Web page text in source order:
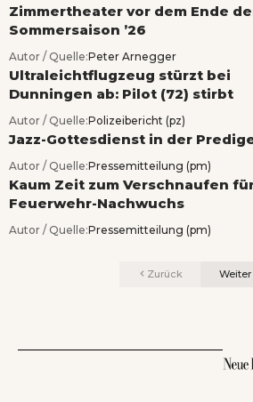
Zimmertheater vor dem Ende
Sommersaison ’26
Autor / Quelle:Peter Arnegger
Ultraleichtflugzeug stürzt bei
Dunningen ab: Pilot (72) stirbt
Autor / Quelle:Polizeibericht (pz)
Jazz-Gottesdienst in der
Autor / Quelle:Pressemitteilung (pm)
Kaum Zeit zum Verschnaufen
Feuerwehr-Nachwuchs
Autor / Quelle:Pressemitteilung (pm)
Zurück Weiter